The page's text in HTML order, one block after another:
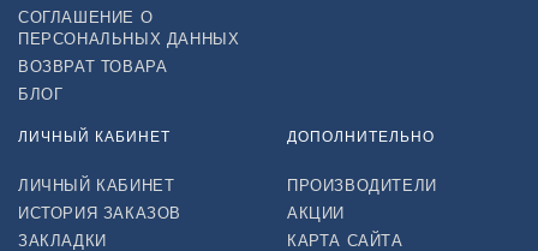
СОГЛАШЕНИЕ О
ПЕРСОНАЛЬНЫХ ДАННЫХ
ВОЗВРАТ ТОВАРА
БЛОГ
ЛИЧНЫЙ КАБИНЕТ
ЛИЧНЫЙ КАБИНЕТ
ИСТОРИЯ ЗАКАЗОВ
ЗАКЛАДКИ
ДОПОЛНИТЕЛЬНО
ПРОИЗВОДИТЕЛИ
АКЦИИ
КАРТА САЙТА